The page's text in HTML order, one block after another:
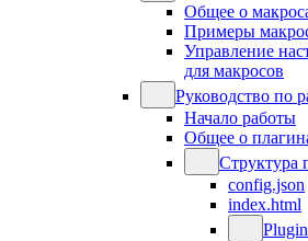
Общее о
Примеры
Управление
для макросов
Руководство по
Начало работы
Общее о
Структура
config.json
index.html